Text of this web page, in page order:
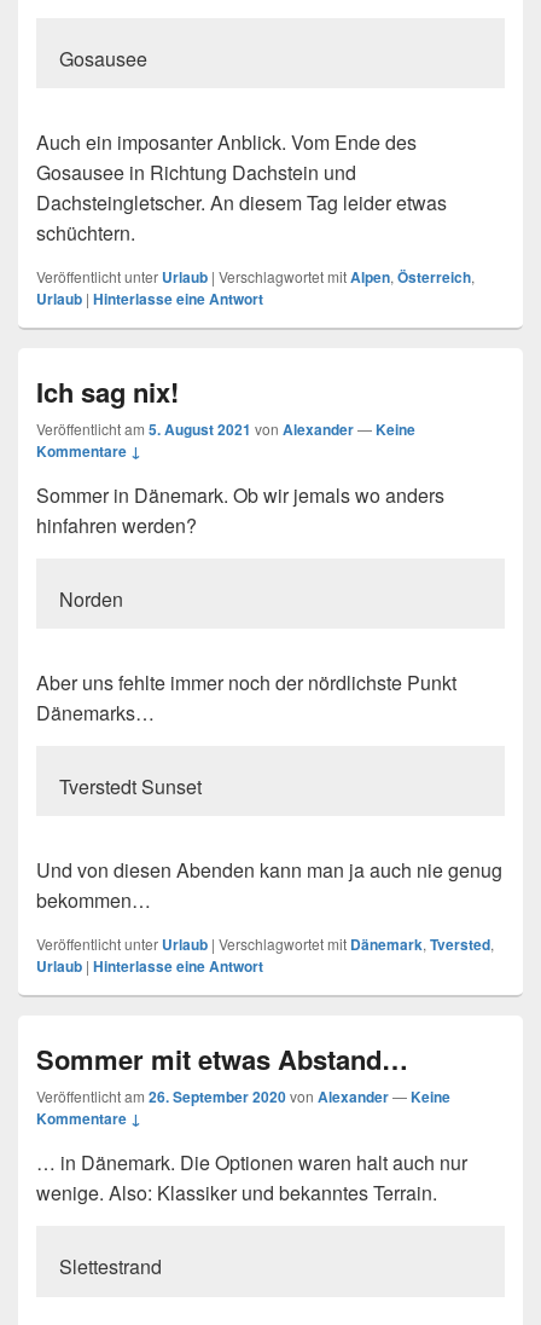
Gosausee
Auch ein imposanter Anblick. Vom Ende des
Gosausee in Richtung Dachstein und
Dachsteingletscher. An diesem Tag leider etwas
schüchtern.
Veröffentlicht unter Urlaub | Verschlagwortet mitAlpen, Österreich,
Urlaub | Hinterlasse eine Antwort
Ich sag nix!
Veröffentlicht am 5. August 2021 von Alexander—Keine
Kommentare ↓
Sommer in Dänemark. Ob wir jemals wo anders
hinfahren werden?
Norden
Aber uns fehlte immer noch der nördlichste Punkt
Dänemarks…
Tverstedt Sunset
Und von diesen Abenden kann man ja auch nie genug
bekommen…
Veröffentlicht unter Urlaub | Verschlagwortet mit Dänemark,Tversted,
Urlaub | Hinterlasse eine Antwort
Sommer mit etwas Abstand…
Veröffentlicht am 26. September 2020von Alexander—Keine
Kommentare ↓
… in Dänemark. Die Optionen waren halt auch nur
wenige. Also: Klassiker und bekanntes Terrain.
Slettestrand